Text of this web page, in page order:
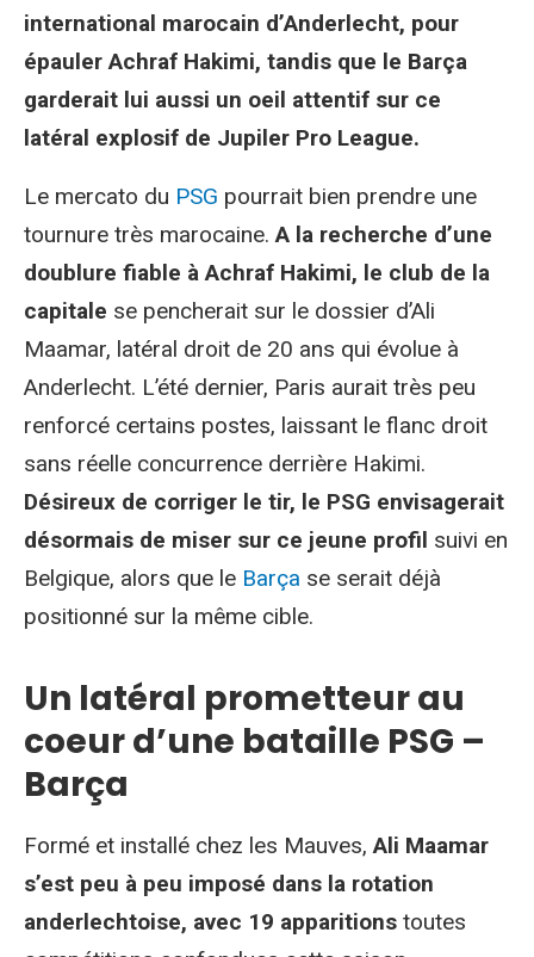
international marocain d’Anderlecht, pour
épauler Achraf Hakimi, tandis que le Barça
garderait lui aussi un oeil attentif sur ce
latéral explosif de Jupiler Pro League.
Le mercato du PSG pourrait bien prendre une
tournure très marocaine.A la recherche d’une
doublure fiable à Achraf Hakimi, le club de la
capitale se pencherait sur le dossier d’Ali
Maamar, latéral droit de 20 ans qui évolue à
Anderlecht. L’été dernier, Paris aurait très peu
renforcé certains postes, laissant le flanc droit
sans réelle concurrence derrière Hakimi.
Désireux de corriger le tir, le PSG envisagerait
désormais de miser sur ce jeune profil suivi en
Belgique, alors que le Barça se serait déjà
positionné sur la même cible.
Un latéral prometteur au
coeur d’une bataille PSG –
Barça
Formé et installé chez les Mauves,Ali Maamar
s’est peu à peu imposé dans la rotation
anderlechtoise, avec 19 apparitions toutes